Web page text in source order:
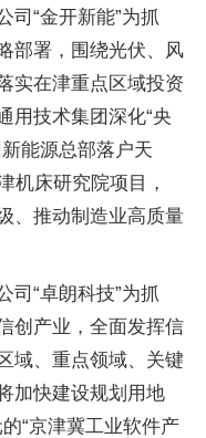
司“金开新能”为抓
部署，围绕光伏、风
实在津重点区域投资
用技术集团深化“央
能源总部落户天
机床研究院项目，
、推动制造业高质量
司“卓朗科技”为抓
创产业，全面发挥信
域、重点领域、关键
加快建设规划用地
“京津冀工业软件产